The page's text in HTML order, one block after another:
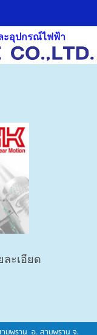
ะอุปกรณ์ไฟฟ้า
ะเอียด
มพราน อ. สามพราน จ.